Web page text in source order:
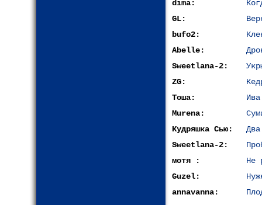
dima:
GL:
bufo2:
Abelle:
Sweetlana-2:
ZG:
Тоша:
Murena:
Кудряшка Сью:
Sweetlana-2:
мотя :
Не
Guzel:
annavanna: